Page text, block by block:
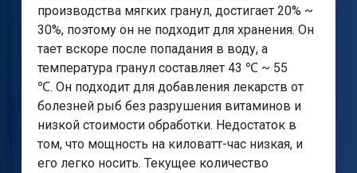
производства мягких гранул, достигает 20% ~
30%, поэтому он не подходит для хранения. Он
тает вскоре после попадания в воду, а
температура гранул составляет 43 ℃ ~ 55
℃. Он подходит для добавления лекарств от
болезней рыб без разрушения витаминов и
низкой стоимости обработки. Недостаток в
том, что мощность на киловатт-час низкая, и
его легко носить. Текущее количество